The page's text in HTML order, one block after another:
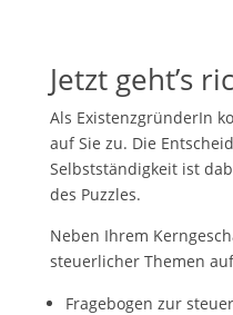
Jetzt geht’s
Als ExistenzgründerIn
auf Sie zu. Die
Selbstständigkeit ist
des Puzzles.
Neben Ihrem
steuerlicher Themen
Fragebogen zur